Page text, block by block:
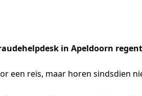
in Apeldoorn
een reis, maar horen sindsdien